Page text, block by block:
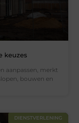
keuzes
aanpassen, merkt
bouwen en
DIENSTVERLENING